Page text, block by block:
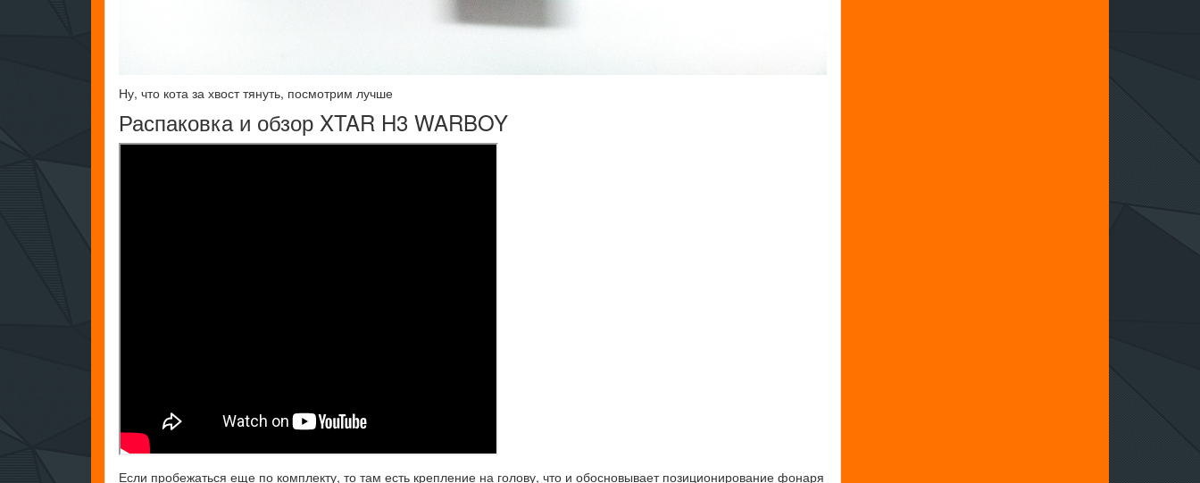
Ну, что кота за хвост тянуть, посмотрим лучше
Распаковка и обзор XTAR H3 WARBOY
Если пробежаться еще по комплекту, то там есть крепление на голову, что и обосновывает позиционирование фонаря